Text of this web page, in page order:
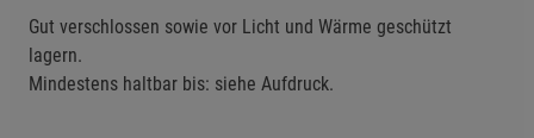
Gut verschlossen sowie vor Licht und Wärme geschützt
lagern.
Mindestens haltbar bis: siehe Aufdruck.